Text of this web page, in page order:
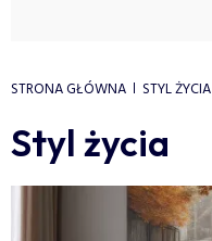
STRONA GŁÓWNA STYL ŻYCIA
Styl życia